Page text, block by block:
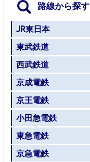
路線から探す
JR東日本
東武鉄道
西武鉄道
京成電鉄
京王電鉄
小田急電鉄
東急電鉄
京急電鉄